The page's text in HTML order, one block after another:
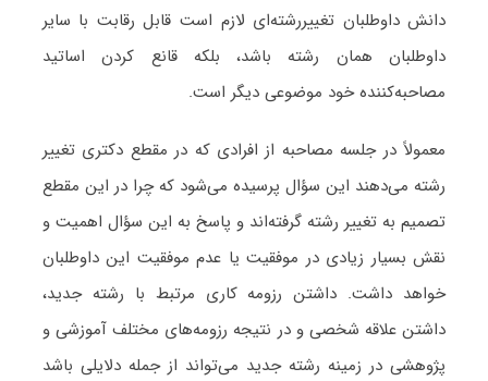
دانش داوطلبان تغییررشته‌ای لازم است قابل رقابت با سایر
داوطلبان همان رشته باشد، بلکه قانع کردن اساتید
مصاحبه‌کننده خود موضوعی دیگر است.
معمولاً در جلسه مصاحبه از افرادی که در مقطع دکتری تغییر
رشته می‌دهند این سؤال پرسیده می‌شود که چرا در این مقطع
تصمیم به تغییر رشته گرفته‌اند و پاسخ به این سؤال اهمیت و
نقش بسیار زیادی در موفقیت یا عدم موفقیت این داوطلبان
خواهد داشت. داشتن رزومه کاری مرتبط با رشته جدید،
داشتن علاقه شخصی و در نتیجه رزومه‌های مختلف آموزشی و
پژوهشی در زمینه رشته جدید می‌تواند از جمله دلایلی باشد